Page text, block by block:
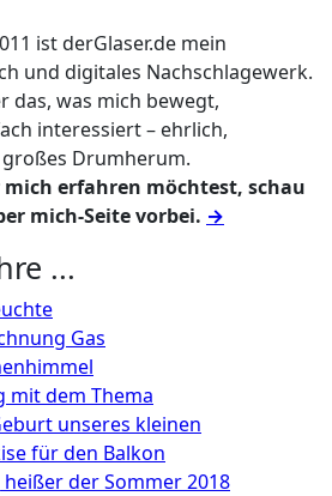
ist derGlaser.de mein
und digitales Nachschlagewerk.
das, was mich bewegt,
interessiert – ehrlich,
Drumherum.
erfahren möchtest, schau
mich-Seite vorbei. →
...
Gas
mit dem Thema
unseres kleinen
für den Balkon
heißer der Sommer 2018